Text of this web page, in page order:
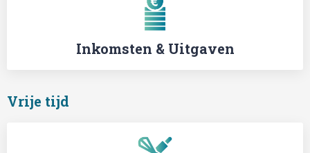
Inkomsten & Uitgaven
Vrije tijd